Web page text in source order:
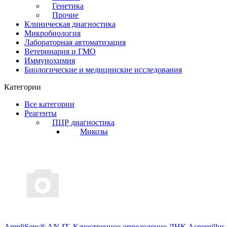
Генетика
Прочие
Клиническая диагностика
Микробиология
Лабораторная автоматизация
Ветеринария и ГМО
Иммунохимия
Биологические и медицинские исследования
Категории
Все категории
Реагенты
ПЦР диагностика
Микозы